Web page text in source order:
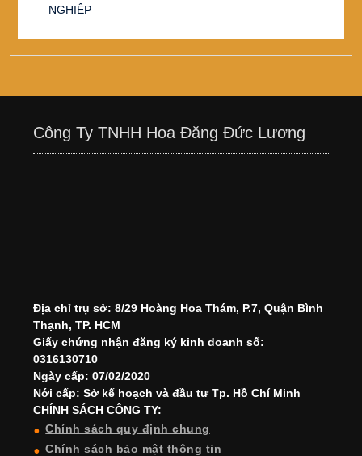
NGHIỆP
Công Ty TNHH Hoa Đăng Đức Lương
Địa chỉ trụ sở: 8/29 Hoàng Hoa Thám, P.7, Quận Bình
Thạnh, TP. HCM
Giấy chứng nhận đăng ký kinh doanh số:
0316130710
Ngày cấp: 07/02/2020
Nới cấp: Sở kế hoạch và đầu tư Tp. Hồ Chí Minh
CHÍNH SÁCH CÔNG TY:
Chính sách quy định chung
Chính sách bảo mật thông tin